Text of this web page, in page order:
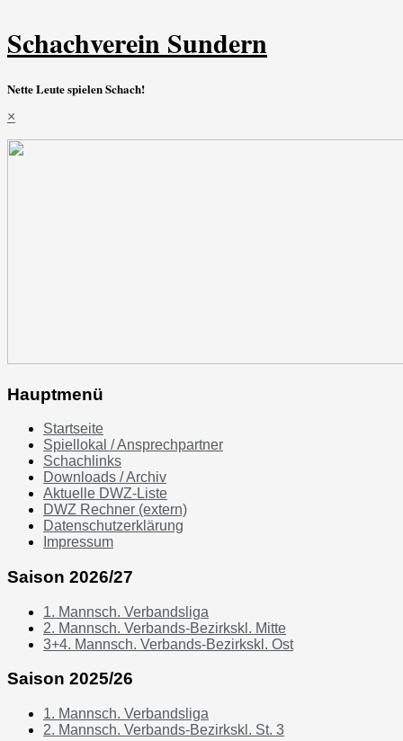
Schachverein Sundern
Nette Leute spielen Schach!
×
Hauptmenü
Startseite
Spiellokal / Ansprechpartner
Schachlinks
Downloads / Archiv
Aktuelle DWZ-Liste
DWZ Rechner (extern)
Datenschutzerklärung
Impressum
Saison 2026/27
1. Mannsch. Verbandsliga
2. Mannsch. Verbands-Bezirkskl. Mitte
3+4. Mannsch. Verbands-Bezirkskl. Ost
Saison 2025/26
1. Mannsch. Verbandsliga
2. Mannsch. Verbands-Bezirkskl. St. 3